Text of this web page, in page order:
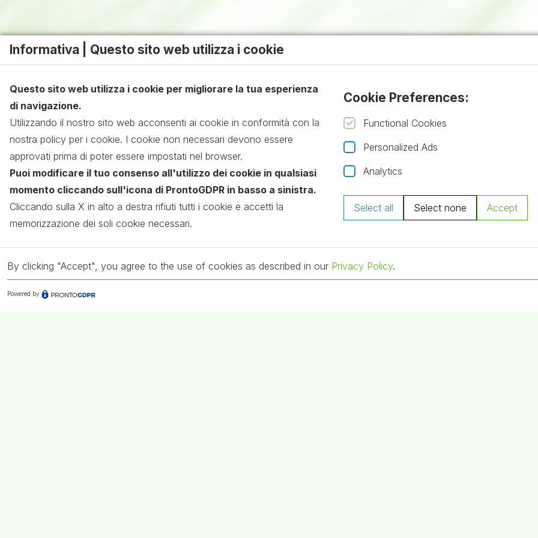
Informativa | Questo sito web utilizza i cookie
Questo sito web utilizza i cookie per migliorare la tua esperienza
di navigazione.
Utilizzando il nostro sito web acconsenti ai cookie in conformità con la
nostra policy per i cookie. I cookie non necessari devono essere
approvati prima di poter essere impostati nel browser.
Puoi modificare il tuo consenso all'utilizzo dei cookie in qualsiasi
momento cliccando sull'icona di ProntoGDPR in basso a sinistra.
Cliccando sulla X in alto a destra rifiuti tutti i cookie e accetti la
memorizzazione dei soli cookie necessari.
Cookie Preferences:
Functional Cookies
Personalized Ads
Analytics
Select all Select none Accept
By clicking "Accept", you agree to the use of cookies as described in our Privacy Policy.
Powered by